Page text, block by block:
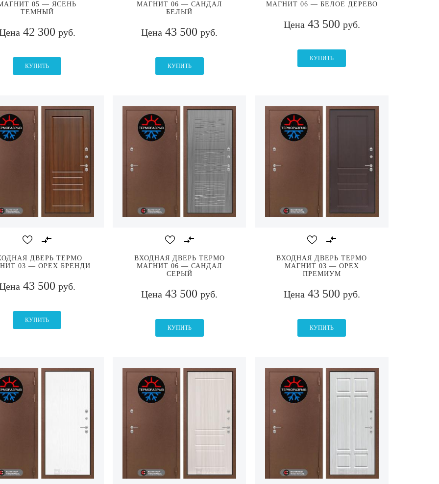
05 — ЯСЕНЬ
ТЕМНЫЙ
42 300 руб.
КУПИТЬ
МАГНИТ 06 — САНДАЛ
БЕЛЫЙ
Цена 43 500руб.
КУПИТЬ
МАГНИТ 06 — БЕЛОЕ ДЕРЕВО
Цена 43 500 руб.
КУПИТЬ
ДВЕРЬ ТЕРМО
03 — ОРЕХ БРЕНДИ
43 500 руб.
КУПИТЬ
ВХОДНАЯ ДВЕРЬ ТЕРМО
МАГНИТ 06 — САНДАЛ
СЕРЫЙ
Цена 43 500руб.
КУПИТЬ
ВХОДНАЯ ДВЕРЬ ТЕРМО
МАГНИТ 03 — ОРЕХ
ПРЕМИУМ
Цена 43 500 руб.
КУПИТЬ